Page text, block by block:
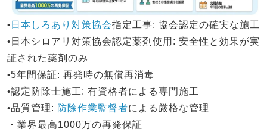
• 日本しろあり対策協会指定工事: 協会認定の確実な施工
• 日本シロアリ対策協会認定薬剤使用 : 安全性と効果が実
証された薬剤のみ
•5年間保証: 再発時の無償再消毒
•認定防除士施工 : 有資格者による専門施工
•品質管理: 防除作業監督者による厳格な管理
・業界最高1000万の再発保証